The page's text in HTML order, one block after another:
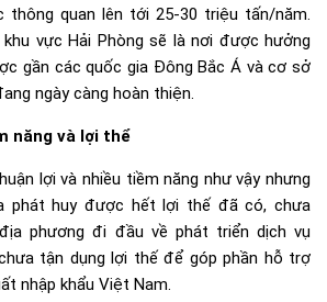
thông quan lên tới 25-30 triệu tấn/năm.
vực Hải Phòng sẽ là nơi được hưởng
gần các quốc gia Đông Bắc Á và cơ sở
ngày càng hoàn thiện.
năng và lợi thể
lợi và nhiều tiềm năng như vậy nhưng
phát huy được hết lợi thế đã có, chưa
phương đi đầu về phát triển dịch vụ
tận dụng lợi thế để góp phần hỗ trợ
nhập khẩu Việt Nam.